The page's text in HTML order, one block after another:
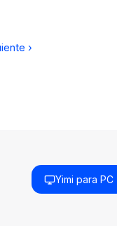
›
Yimi para PC